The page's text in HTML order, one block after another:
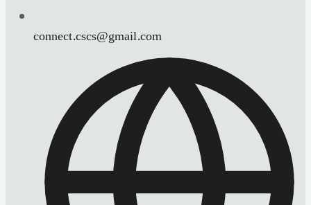
connect.cscs@gmail.com